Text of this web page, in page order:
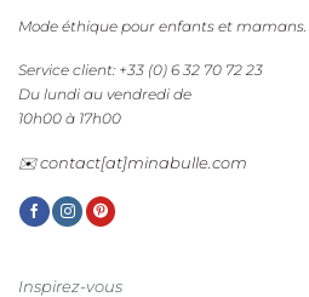
Mode éthique pour enfants et mamans.
Service client: +33 (0) 6 32 70 72 23
Du lundi au vendredi de
10h00 à 17h00
✉️ contact[at]minabulle.com
Inspirez-vous